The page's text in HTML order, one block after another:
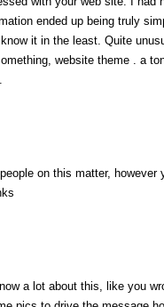
ended up being truly
it in the least. Quite
website theme . a
on this matter, however
a lot about this, like you